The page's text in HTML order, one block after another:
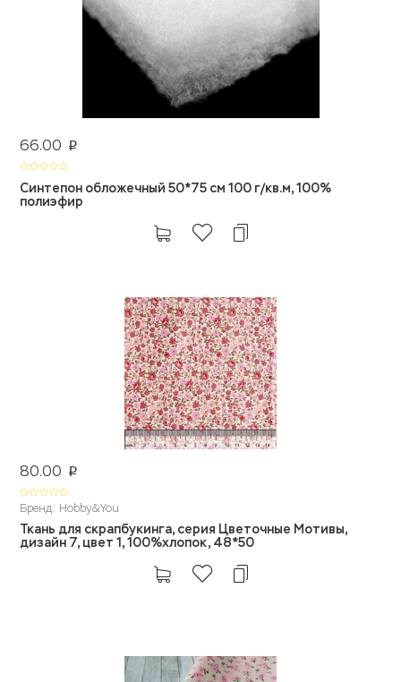
66.00 p
Синтепон обложечный 50*75 см 100 г/кв.м, 100%
полиэфир
80.00 p
Бренд: Hobby&You
Ткань для скрапбукинга, серия Цветочные Мотивы,
дизайн 7, цвет 1, 100%хлопок, 48*50